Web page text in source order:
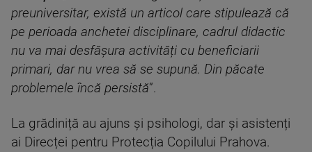
preuniversitar, există un articol care stipulează că
pe perioada anchetei disciplinare, cadrul didactic
nu va mai desfășura activități cu beneficiarii
primari, dar nu vrea să se supună. Din păcate
problemele încă persistă”.
La grădiniță au ajuns și psihologi, dar și asistenți
ai Direcței pentru Protecția Copilului Prahova.